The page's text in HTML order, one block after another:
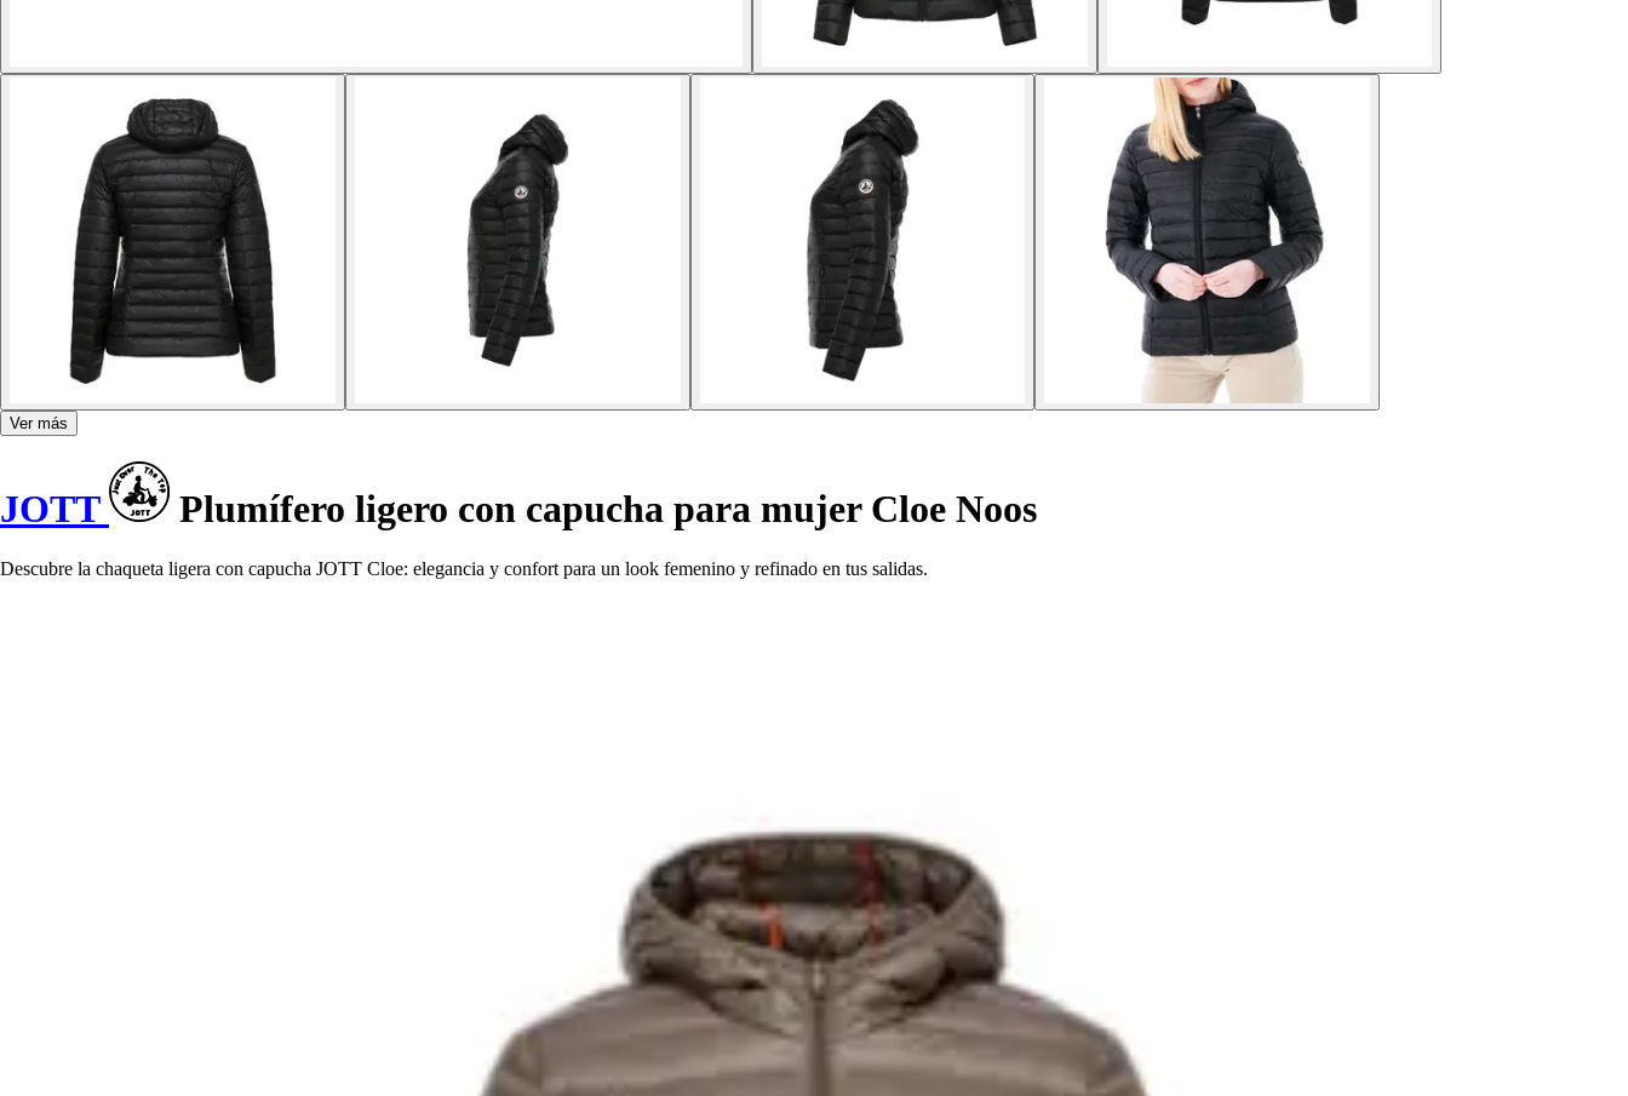
Ver más
JOTT Plumífero ligero con capucha para mujer Cloe Noos
Descubre la chaqueta ligera con capucha JOTT Cloe: elegancia y confort para un look femenino y refinado en tus salidas.